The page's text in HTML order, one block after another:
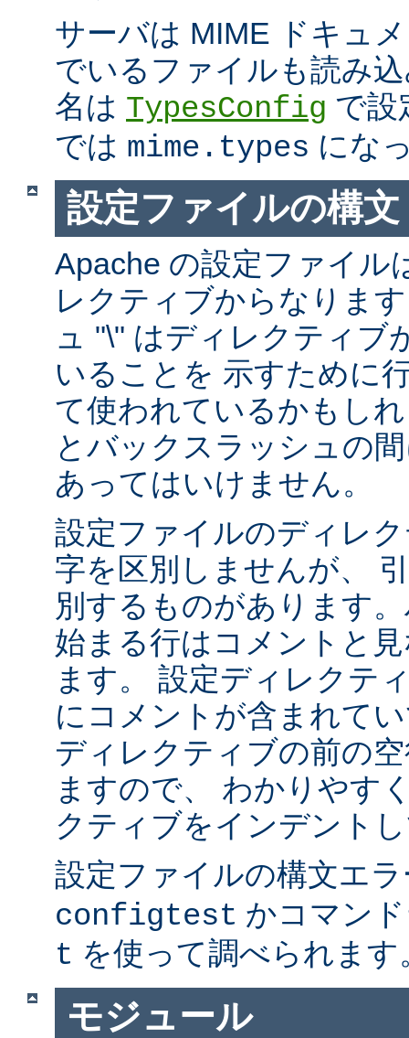
サーバは MIME ドキュ
でいるファイルも読み
名は TypesConfig で設
では mime.types にな
設定ファイルの構文
Apache の設定ファイル
レクティブからなりま
ュ "\" はディレクティブ
いることを 示すために
て使われているかもし
とバックスラッシュの
あってはいけません。
設定ファイルのディレ
字を区別しませんが、
別するものがあります
始まる行はコメントと
ます。 設定ディレクテ
にコメントが含まれて
ディレクティブの前の
ますので、 わかりやす
クティブをインデント
設定ファイルの構文エ
configtest かコマン
t を使って調べられます
モジュール